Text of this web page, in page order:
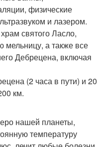
физические
и лазером.
святого Ласло,
мельницу, а также все
Дебрецена, включая
(2 часа в пути) и 20
км.
нашей планеты,
температуру